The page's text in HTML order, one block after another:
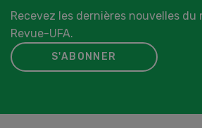
Recevez les dernières nouvelles du
Revue-UFA.
S'ABONNER